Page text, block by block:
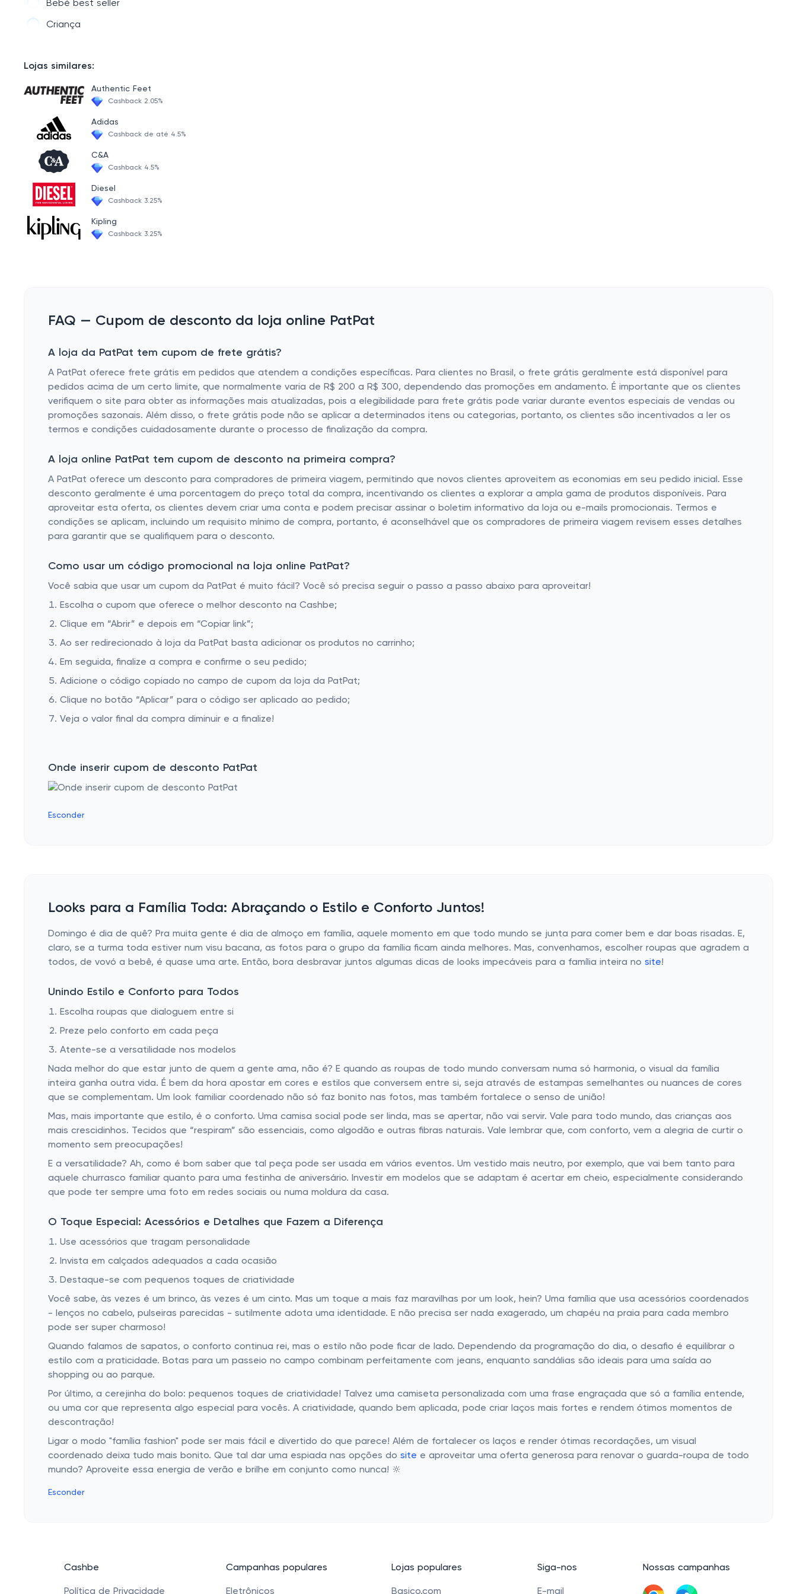
Caracteres
Bebé best seller
Criança
Lojas similares:
Authentic Feet
Cashback 2.05%
Adidas
Cashback de até 4.5%
C&A
Cashback 4.5%
Diesel
Cashback 3.25%
Kipling
Cashback 3.25%
FAQ — Cupom de desconto da loja online PatPat
A loja da PatPat tem cupom de frete grátis?
A PatPat oferece frete grátis em pedidos que atendem a condições específicas. Para clientes no Brasil, o frete grátis geralmente está disponível para
pedidos acima de um certo limite, que normalmente varia de R$ 200 a R$ 300, dependendo das promoções em andamento. É importante que os clientes
verifiquem o site para obter as informações mais atualizadas, pois a elegibilidade para frete grátis pode variar durante eventos especiais de vendas ou
promoções sazonais. Além disso, o frete grátis pode não se aplicar a determinados itens ou categorias, portanto, os clientes são incentivados a ler os
termos e condições cuidadosamente durante o processo de finalização da compra.
A loja online PatPat tem cupom de desconto na primeira compra?
A PatPat oferece um desconto para compradores de primeira viagem, permitindo que novos clientes aproveitem as economias em seu pedido inicial. Esse
desconto geralmente é uma porcentagem do preço total da compra, incentivando os clientes a explorar a ampla gama de produtos disponíveis. Para
aproveitar esta oferta, os clientes devem criar uma conta e podem precisar assinar o boletim informativo da loja ou e-mails promocionais. Termos e
condições se aplicam, incluindo um requisito mínimo de compra, portanto, é aconselhável que os compradores de primeira viagem revisem esses detalhes
para garantir que se qualifiquem para o desconto.
Como usar um código promocional na loja online PatPat?
Você sabia que usar um cupom da PatPat é muito fácil? Você só precisa seguir o passo a passo abaixo para aproveitar!
Escolha o cupom que oferece o melhor desconto na Cashbe;
Clique em “Abrir” e depois em “Copiar link”;
Ao ser redirecionado à loja da PatPat basta adicionar os produtos no carrinho;
Em seguida, finalize a compra e confirme o seu pedido;
Adicione o código copiado no campo de cupom da loja da PatPat;
Clique no botão “Aplicar” para o código ser aplicado ao pedido;
Veja o valor final da compra diminuir e a finalize!
Onde inserir cupom de desconto PatPat
Esconder
Looks para a Família Toda: Abraçando o Estilo e Conforto Juntos!
Domingo é dia de quê? Pra muita gente é dia de almoço em família, aquele momento em que todo mundo se junta para comer bem e dar boas risadas. E,
claro, se a turma toda estiver num visu bacana, as fotos para o grupo da família ficam ainda melhores. Mas, convenhamos, escolher roupas que agradem a
todos, de vovó a bebê, é quase uma arte. Então, bora desbravar juntos algumas dicas de looks impecáveis para a família inteira no site!
Unindo Estilo e Conforto para Todos
Escolha roupas que dialoguem entre si
Preze pelo conforto em cada peça
Atente-se a versatilidade nos modelos
Nada melhor do que estar junto de quem a gente ama, não é? E quando as roupas de todo mundo conversam numa só harmonia, o visual da família
inteira ganha outra vida. É bem da hora apostar em cores e estilos que conversem entre si, seja através de estampas semelhantes ou nuances de cores
que se complementam. Um look familiar coordenado não só faz bonito nas fotos, mas também fortalece o senso de união!
Mas, mais importante que estilo, é o conforto. Uma camisa social pode ser linda, mas se apertar, não vai servir. Vale para todo mundo, das crianças aos
mais crescidinhos. Tecidos que “respiram” são essenciais, como algodão e outras fibras naturais. Vale lembrar que, com conforto, vem a alegria de curtir o
momento sem preocupações!
E a versatilidade? Ah, como é bom saber que tal peça pode ser usada em vários eventos. Um vestido mais neutro, por exemplo, que vai bem tanto para
aquele churrasco familiar quanto para uma festinha de aniversário. Investir em modelos que se adaptam é acertar em cheio, especialmente considerando
que pode ter sempre uma foto em redes sociais ou numa moldura da casa.
O Toque Especial: Acessórios e Detalhes que Fazem a Diferença
Use acessórios que tragam personalidade
Invista em calçados adequados a cada ocasião
Destaque-se com pequenos toques de criatividade
Você sabe, às vezes é um brinco, às vezes é um cinto. Mas um toque a mais faz maravilhas por um look, hein? Uma família que usa acessórios coordenados
- lenços no cabelo, pulseiras parecidas - sutilmente adota uma identidade. E não precisa ser nada exagerado, um chapéu na praia para cada membro
pode ser super charmoso!
Quando falamos de sapatos, o conforto continua rei, mas o estilo não pode ficar de lado. Dependendo da programação do dia, o desafio é equilibrar o
estilo com a praticidade. Botas para um passeio no campo combinam perfeitamente com jeans, enquanto sandálias são ideais para uma saída ao
shopping ou ao parque.
Por último, a cerejinha do bolo: pequenos toques de criatividade! Talvez uma camiseta personalizada com uma frase engraçada que só a família entende,
ou uma cor que representa algo especial para vocês. A criatividade, quando bem aplicada, pode criar laços mais fortes e rendem ótimos momentos de
descontração!
Ligar o modo "família fashion" pode ser mais fácil e divertido do que parece! Além de fortalecer os laços e render ótimas recordações, um visual
coordenado deixa tudo mais bonito. Que tal dar uma espiada nas opções do site e aproveitar uma oferta generosa para renovar o guarda-roupa de todo
mundo? Aproveite essa energia de verão e brilhe em conjunto como nunca! 🔆
Esconder
Cashbe
Política de Privacidade
Campanhas populares
Eletrônicos
Lojas populares
Basico.com
Siga-nos
E-mail
Nossas campanhas